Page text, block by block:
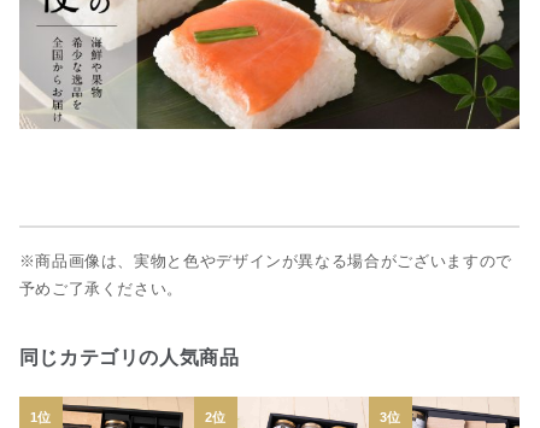
※商品画像は、実物と色やデザインが異なる場合がございますので
予めご了承ください。
同じカテゴリの人気商品